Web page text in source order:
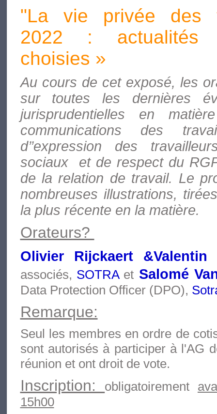
"La vie privée des
2022 : actualités
choisies »
Au cours de cet exposé, les
sur toutes les dernières
jurisprudentielles en
communications des
d’’expression des
sociaux
et de respect du
de la relation de travail. Le
nombreuses illustrations,
la plus récente en la matière.
Orateurs?
Olivier Rijckaert &Valentin
associés, SOTRAet Salomé
Data Protection Officer (DPO),
Remarque:
Seul les membres en ordre de
sont autorisés à participer à l'AG
réunion et ont droit de vote.
Inscription: obligatoirement
15h00